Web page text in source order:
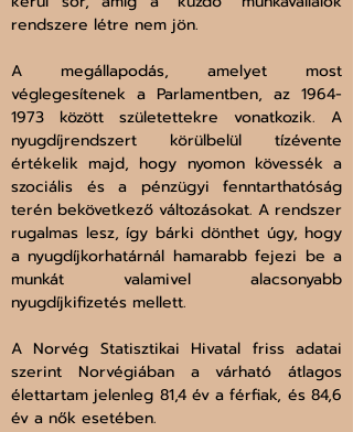
rendszere létre nem jön.
A megállapodás, amelyet most
véglegesítenek a Parlamentben, az 1964-
1973 között születettekre vonatkozik. A
nyugdíjrendszert körülbelül tízévente
értékelik majd, hogy nyomon kövessék a
szociális és a pénzügyi fenntarthatóság
terén bekövetkező változásokat. A rendszer
rugalmas lesz, így bárki dönthet úgy, hogy
a nyugdíjkorhatárnál hamarabb fejezi be a
munkát valamivel alacsonyabb
nyugdíjkifizetés mellett.
A Norvég Statisztikai Hivatal friss adatai
szerint Norvégiában a várható átlagos
élettartam jelenleg 81,4 év a férfiak, és 84,6
év a nők esetében.